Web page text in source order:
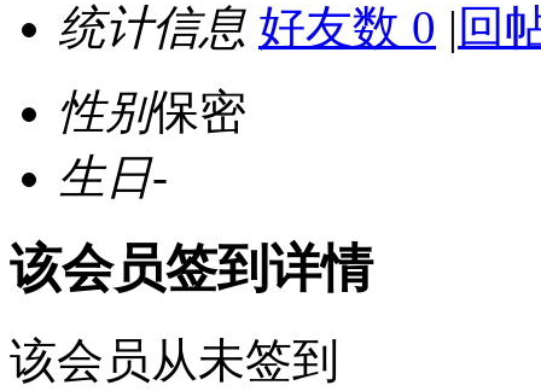
统计信息 好友数 0 | 回
性别保密
生日-
该会员签到详情
该会员从未签到